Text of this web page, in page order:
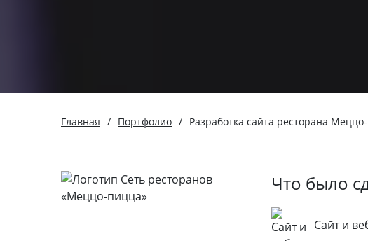
Главная / Портфолио / Разработка сайта ресторана
Что было
Сайт и